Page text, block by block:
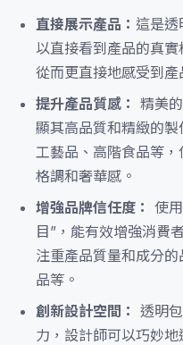
直接展示產品： 這是透
以直接看到產品的真實
從而更直接地感受到產
提升產品質感： 精美
顯其高品質和精緻的
工藝品、高階食品等
格調和奢華感。
增強品牌信任度： 使
目”，能有效增強消費
注重產品質量和成分
品等。
創新設計空間： 透明
力，設計師可以巧妙